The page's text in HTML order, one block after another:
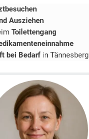
Ausziehen
Toilettengang
bei Bedarfin Tännesberg